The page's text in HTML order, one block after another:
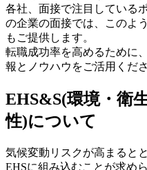
各社、面接で注目している
の企業の面接では、このよ
もご提供します。
転職成功率を高めるために
報とノウハウをご活用くださ
EHS&S(環境・衛
性)について
気候変動リスクが高まると
EHSに組み込むことが求め